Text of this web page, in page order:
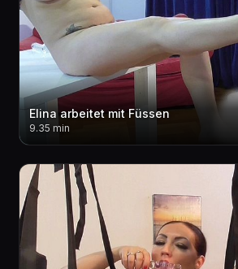
Elina arbeitet mit Füssen
9.35 min